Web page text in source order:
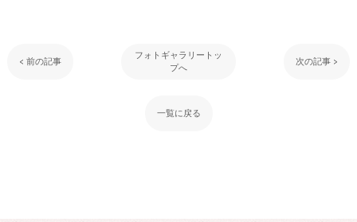
< 前の記事
フォトギャラリートッ
プへ
次の記事 >
一覧に戻る